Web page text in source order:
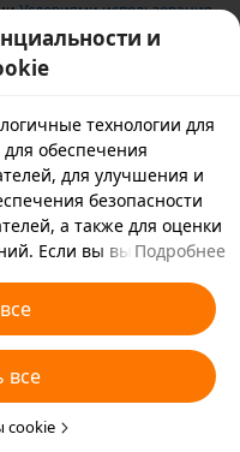
Условиями использования
нашу Политику и
технологии для
обеспечения
для улучшения и
безопасности
а также для оценки
Если вы выбираете
куки-файлы и
на вашем
также можете выбрать
все необязательные
куки-файлов
Для этого нажмите
Подробнее
все
cookie